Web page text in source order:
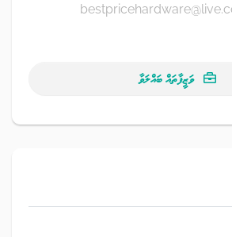
ވަޒީފާތައް ބައްލަވާ